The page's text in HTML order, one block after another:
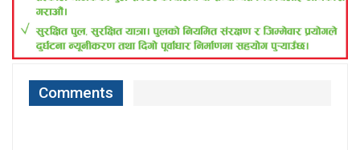
Comments